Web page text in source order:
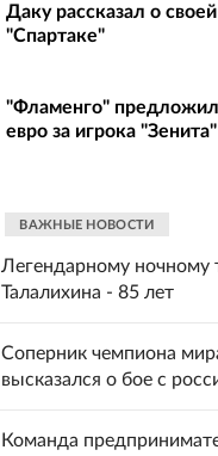
Даку рассказал о
"Спартаке"
"Фламенго"
евро за игрока "Зенита"
ВАЖНЫЕ НОВОСТИ
Легендарному ночному
Талалихина - 85 лет
Соперник чемпиона
высказался о бое с
Команда